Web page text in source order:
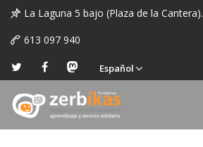
La Laguna 5 bajo (Plaza de la
613 097 940
Español